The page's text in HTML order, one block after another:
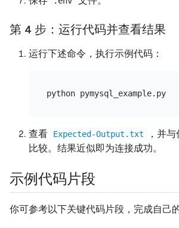
第 4 步：运行代码并查看结果
运行下述命令，执行示例代码：
python pymysql_example.py
查看 Expected-Output.txt
，并
比较。结果近似即为连接成功。
示例代码片段
你可参考以下关键代码片段，完成自己